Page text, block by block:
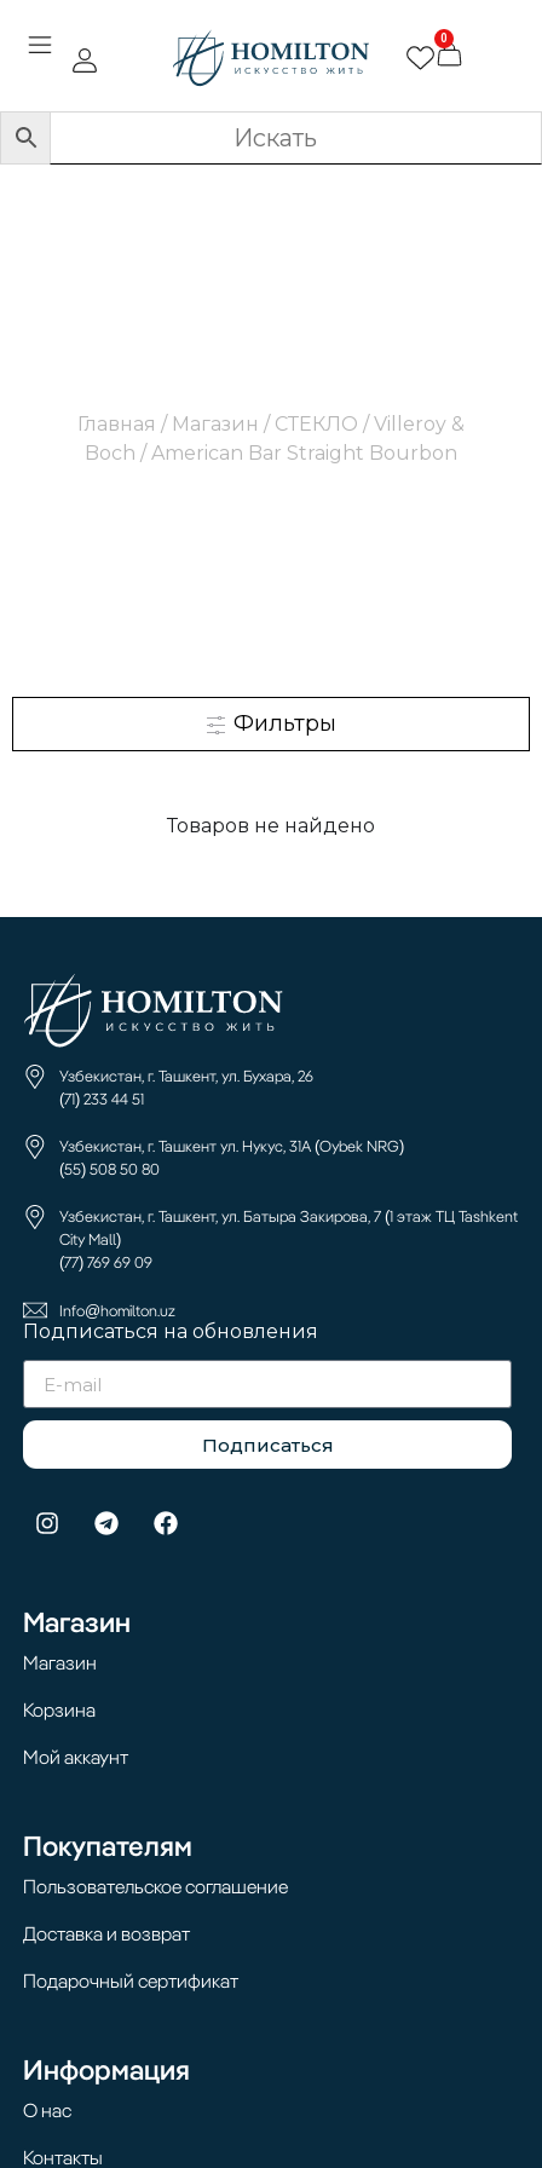
0
Главная / Магазин / СТЕКЛО / Villeroy &
Boch / American Bar Straight Bourbon
Фильтры
Товаров не найдено
Узбекистан, г. Ташкент, ул. Бухара, 26
(71) 233 44 51
Узбекистан, г. Ташкент ул. Нукус, 31А (Oybek NRG)
(55) 508 50 80
Узбекистан, г. Ташкент, ул. Батыра Закирова, 7 (1 этаж ТЦ Tashkent
City Mall)
(77) 769 69 09
Info@homilton.uz
Подписаться на обновления
Подписаться
Магазин
Магазин
Корзина
Мой аккаунт
Покупателям
Пользовательское соглашение
Доставка и возврат
Подарочный сертификат
Информация
О нас
Контакты